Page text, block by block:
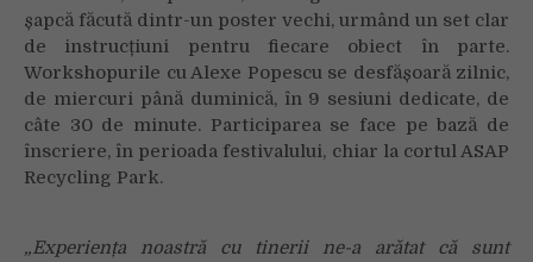
șapcă făcută dintr-un poster vechi, urmând un set clar
de instrucțiuni pentru fiecare obiect în parte.
Workshopurile cu Alexe Popescu se desfășoară zilnic,
de miercuri până duminică, în 9 sesiuni dedicate, de
câte 30 de minute. Participarea se face pe bază de
înscriere, în perioada festivalului, chiar la cortul ASAP
Recycling Park.
„Experiența noastră cu tinerii ne-a arătat că sunt